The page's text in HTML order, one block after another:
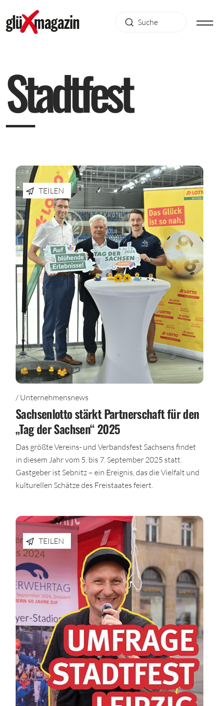
Stadtfest
TEILEN
/ Unternehmensnews
Sachsenlotto stärkt Partnerschaft für den
„Tag der Sachsen“ 2025
Das größte Vereins- und Verbandsfest Sachsens findet
in diesem Jahr vom 5. bis 7. September 2025 statt.
Gastgeber ist Sebnitz – ein Ereignis, das die Vielfalt und
kulturellen Schätze des Freistaates feiert.
TEILEN